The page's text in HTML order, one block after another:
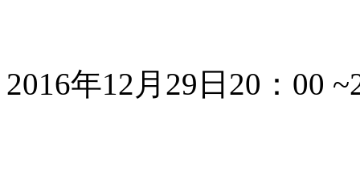
2016年12月29日20：00